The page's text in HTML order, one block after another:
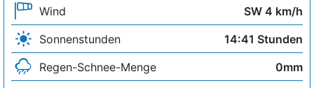
Wind
SW 4 km/h
Sonnenstunden
14:41 Stunden
Regen-Schnee-Menge
0mm